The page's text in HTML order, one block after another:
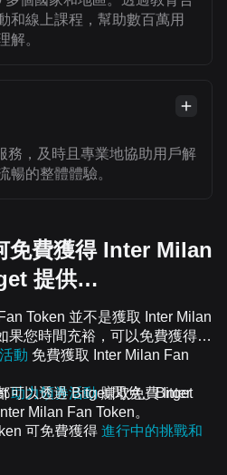
和線上課程，幫助數百萬用
解。
務，及時且專業地協助用戶解
暢的整體體驗。
免費獲得 Inter Milan
提供…
Token 並不是獲取 Inter Milan
果您時間充裕，可以免費獲得
動 免費獲取 Inter Milan Fan
助力領券活動賺取免費 Inter
可免費獲得 進行中的挑戰和
可以透過 Bitget 閃兌、Bitget
Milan Fan Token。